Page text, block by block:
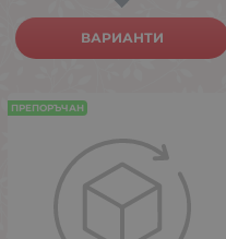
ВАРИАНТИ
ПРЕПОРЪЧАН